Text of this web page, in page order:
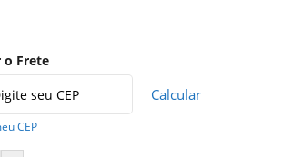
o Frete
Calcular
CEP